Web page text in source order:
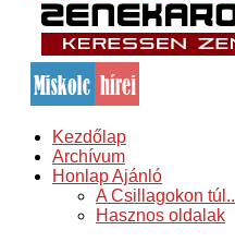
Kezdőlap
Archívum
Honlap Ajánló
A Csillagokon túl..
Hasznos oldalak